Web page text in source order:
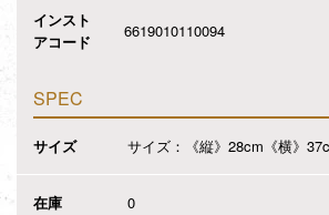
インスト
アコード
6619010110094
SPEC
サイズ サイズ：《縦》28cm《横》
在庫 0